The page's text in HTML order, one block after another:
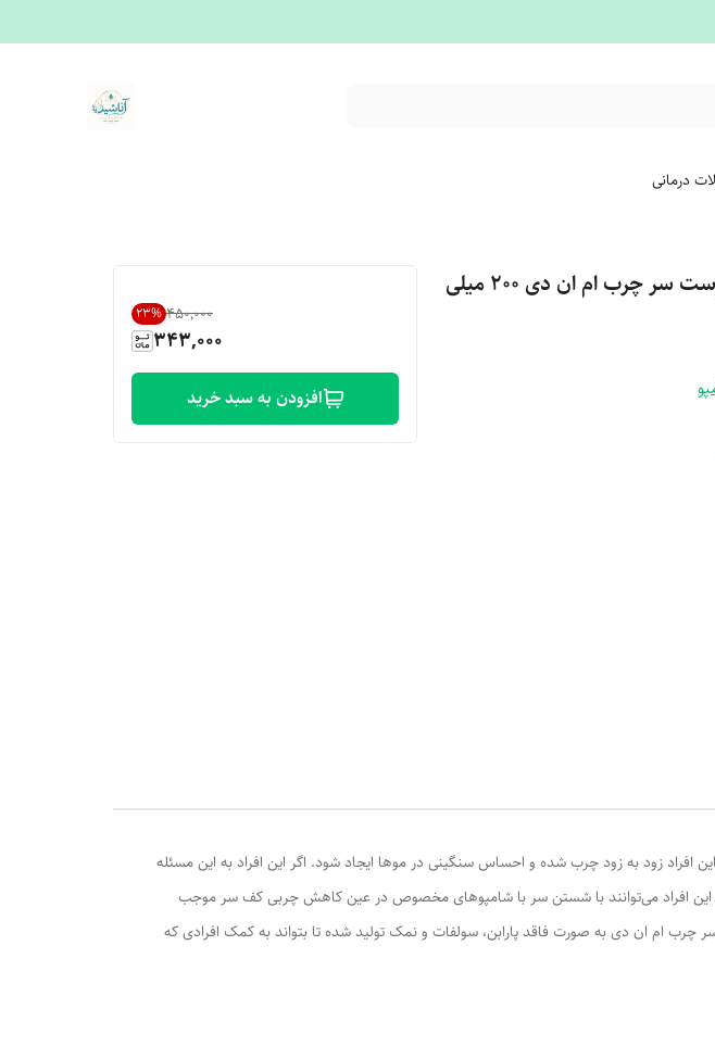
درمانی
شامپو مناسب پوست سر چرب ام ان دی ۲۰۰ میلی
۴۵۰٬۰۰۰ 23%
343,000
افزودن به سبد خرید
زود به زود چرب شده و احساس سنگینی در موها ایجاد شود. اگر این افراد به این مسئله
این افراد می‌توانند با شستن سر با شامپوهای مخصوص در عین کاهش چربی کف سر موجب
ام ان دی به صورت فاقد پارابن، سولفات و نمک تولید شده تا بتواند به کمک افرادی که